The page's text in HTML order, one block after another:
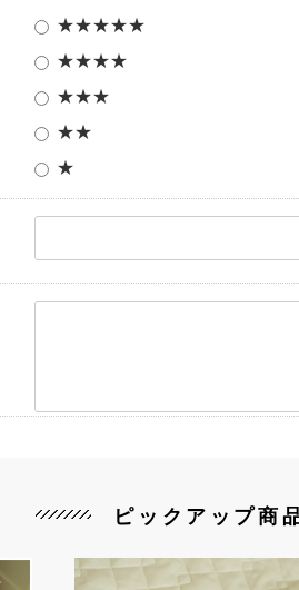
★★★★★
★★★★
★★★
★★
★
ピックアップ商